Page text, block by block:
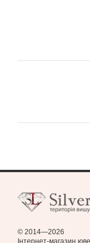
© 2014—2026
Інтернет-магазин